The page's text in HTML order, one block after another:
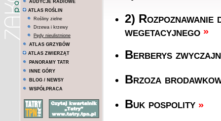
AUDYCJE RADIOWE
ATLAS ROŚLIN
Rośliny zielne
Drzewa i krzewy
Pędy nieulistnione
ATLAS GRZYBÓW
ATLAS ZWIERZĄT
PANORAMY TATR
INNE GÓRY
BLOG / NEWSY
WSPÓŁPRACA
2) Rozpoznawanie
wegetacyjnego »
Berberys
Brzoza
Buk pospolity »